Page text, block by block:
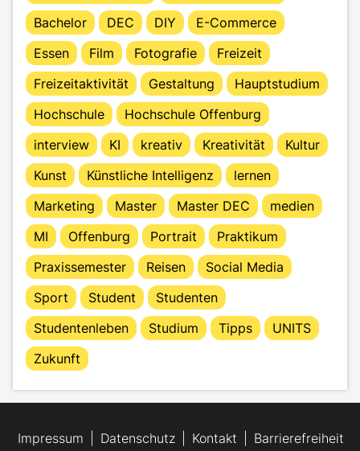
Bachelor
DEC DIY
E-Commerce
Essen
Film Fotografie
Freizeit
Freizeitaktivität
Gestaltung
Hauptstudium
Hochschule
Hochschule Offenburg
interview
KI kreativ Kreativität
Kultur
Kunst
Künstliche Intelligenz
lernen
Marketing
Master Master DEC
medien
MI
Offenburg Portrait
Praktikum
Praxissemester
Reisen
Social Media
Sport
Student
Studenten
Studentenleben
Studium Tipps
UNITS
Zukunft
Impressum Datenschutz Kontakt Barrierefreiheit